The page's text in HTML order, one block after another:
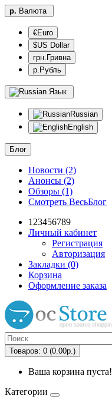
р. Валюта
€Euro
$US Dollar
грн.Гривна
р.Рубль
Язык
Russian
English
Блог
Новости (2)
Анонсы (2)
Обзоры (1)
Смотреть ВесьБлог
123456789
Личный кабинет
Регистрация
Авторизация
Закладки (0)
Корзина
Оформление заказа
Товаров: 0 (0.00р.)
Ваша корзина пуста!
Категории